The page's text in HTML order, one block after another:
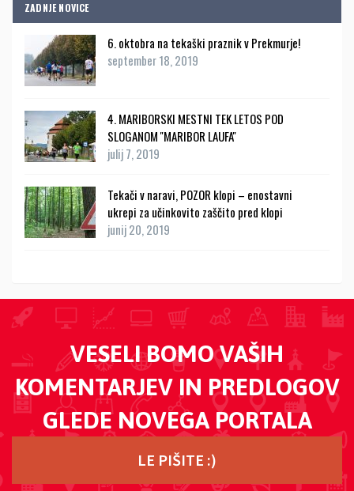
ZADNJE NOVICE
6. oktobra na tekaški praznik v Prekmurje!
september 18, 2019
4. MARIBORSKI MESTNI TEK LETOS POD
SLOGANOM ''MARIBOR LAUFA''
julij 7, 2019
Tekači v naravi, POZOR klopi – enostavni
ukrepi za učinkovito zaščito pred klopi
junij 20, 2019
VESELI BOMO VAŠIH
KOMENTARJEV IN PREDLOGOV
GLEDE NOVEGA PORTALA
LE PIŠITE :)